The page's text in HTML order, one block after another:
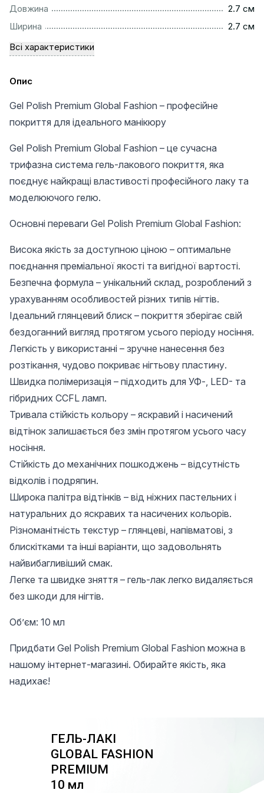
Довжина
2.7 см
Ширина
2.7 см
Всі характеристики
Опис
Gel Polish Premium Global Fashion – професійне
покриття для ідеального манікюру
Gel Polish Premium Global Fashion – це сучасна
трифазна система гель-лакового покриття, яка
поєднує найкращі властивості професійного лаку та
моделюючого гелю.
Основні переваги Gel Polish Premium Global Fashion:
Висока якість за доступною ціною – оптимальне
поєднання преміальної якості та вигідної вартості.
Безпечна формула – унікальний склад, розроблений з
урахуванням особливостей різних типів нігтів.
Ідеальний глянцевий блиск – покриття зберігає свій
бездоганний вигляд протягом усього періоду носіння.
Легкість у використанні – зручне нанесення без
розтікання, чудово покриває нігтьову пластину.
Швидка полімеризація – підходить для УФ-, LED- та
гібридних CCFL ламп.
Тривала стійкість кольору – яскравий і насичений
відтінок залишається без змін протягом усього часу
носіння.
Стійкість до механічних пошкоджень – відсутність
відколів і подряпин.
Широка палітра відтінків – від ніжних пастельних і
натуральних до яскравих та насичених кольорів.
Різноманітність текстур – глянцеві, напівматові, з
блискітками та інші варіанти, що задовольнять
найвибагливіший смак.
Легке та швидке зняття – гель-лак легко видаляється
без шкоди для нігтів.
Об’єм: 10 мл
Придбати Gel Polish Premium Global Fashion можна в
нашому інтернет-магазині. Обирайте якість, яка
надихає!